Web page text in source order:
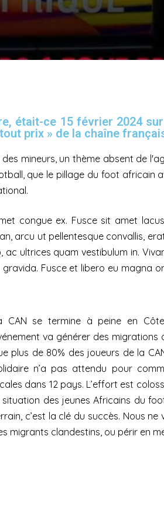
était-ce 15 février 2024
prix » de la chaîne
mineurs, un thème absent de
que le pillage du foot africain
congue ex. Fusce sit amet
arcu ut pellentesque convallis,
ultrices quam vestibulum in.
Fusce et libero eu magna
CAN se termine à peine en
va générer des migrations
plus de 80% des joueurs de la
n’a pas attendu pour
dans 12 pays. L’effort est
situation des jeunes Africains du
c’est la clé du succès. Nous
migrants clandestins, ou périr en